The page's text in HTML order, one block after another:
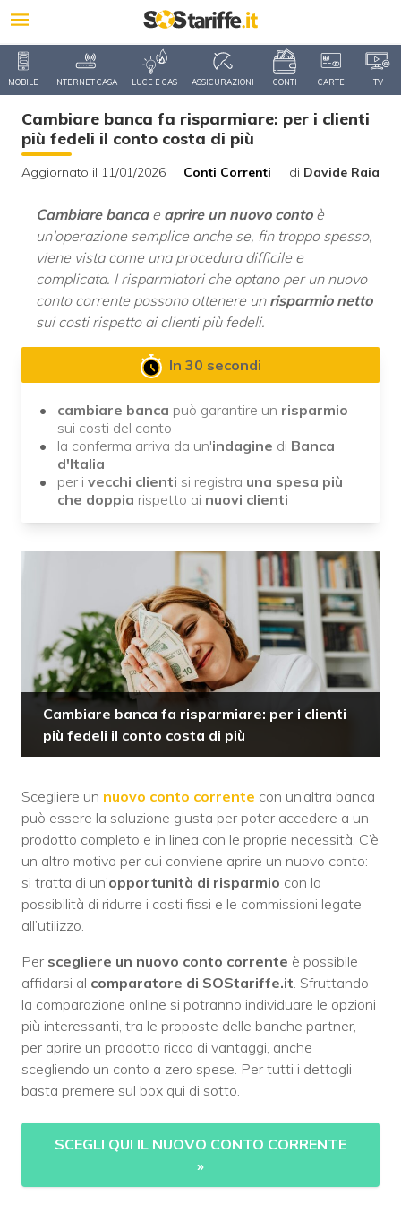
MOBILE INTERNET CASA LUCE E GAS ASSICURAZIONI CONTI CARTE TV
Cambiare banca fa risparmiare: per i clienti
più fedeli il conto costa di più
Aggiornato il 11/01/2026 Conti Correnti di Davide Raia
Cambiare bancae aprire un nuovo contoè
un'operazione semplice anche se, fin troppo spesso,
viene vista come una procedura difficile e
complicata. I risparmiatori che optano per un nuovo
conto corrente possono ottenere un risparmio netto
sui costi rispetto ai clienti più fedeli.
In 30 secondi
cambiare banca può garantire un risparmio
sui costi del conto
la conferma arriva da un'indagine di Banca
d'Italia
per i vecchi clienti si registra una spesa più
che doppia rispetto ai nuovi clienti
Cambiare banca fa risparmiare: per i clienti
più fedeli il conto costa di più
Scegliere un nuovo conto corrente con un’altra banca
può essere la soluzione giusta per poter accedere a un
prodotto completo e in linea con le proprie necessità. C’è
un altro motivo per cui conviene aprire un nuovo conto:
si tratta di un’opportunità di risparmio con la
possibilità di ridurre i costi fissi e le commissioni legate
all’utilizzo.
Per scegliere un nuovo conto corrente è possibile
affidarsi al comparatore di SOStariffe.it . Sfruttando
la comparazione online si potranno individuare le opzioni
più interessanti, tra le proposte delle banche partner,
per aprire un prodotto ricco di vantaggi, anche
scegliendo un conto a zero spese. Per tutti i dettagli
basta premere sul box qui di sotto.
SCEGLI QUI IL NUOVO CONTO CORRENTE
»